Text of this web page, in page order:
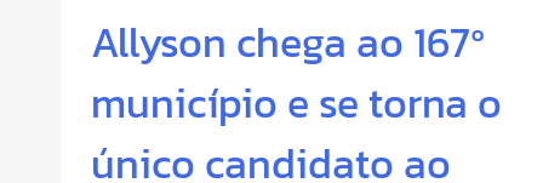
Allyson chega ao 167º
município e se torna o
único candidato ao